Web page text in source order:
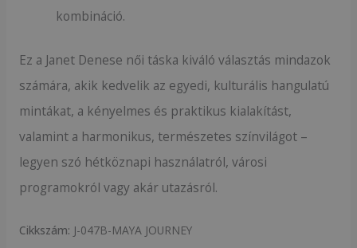
kombináció.
Ez a Janet Denese női táska kiváló választás mindazok
számára, akik kedvelik az egyedi, kulturális hangulatú
mintákat, a kényelmes és praktikus kialakítást,
valamint a harmonikus, természetes színvilágot –
legyen szó hétköznapi használatról, városi
programokról vagy akár utazásról.
Cikkszám: J-047B-MAYA JOURNEY